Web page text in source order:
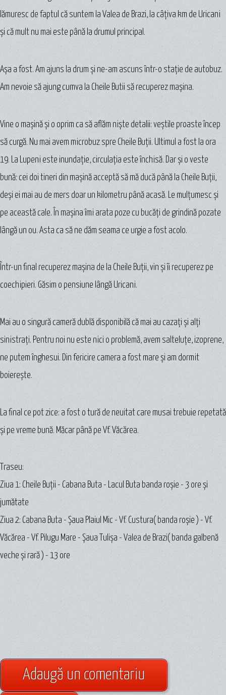
lămuresc de faptul că suntem la Valea de Brazi, la câţiva km de Uricani
şi că mult nu mai este până la drumul principal.
Aşa a fost. Am ajuns la drum şi ne-am ascuns într-o staţie de autobuz.
Am nevoie să ajung cumva la Cheile Butii să recuperez maşina.
Vine o maşină şi o oprim ca să aflăm nişte detalii: veştile proaste încep
să curgă. Nu mai avem microbuz spre Cheile Buții. Ultimul a fost la ora
19. La Lupeni este inundaţie, circulaţia este închisă. Dar şi o veste
bună: cei doi tineri din maşină acceptă să mă ducă până la Cheile Buții,
deşi ei mai au de mers doar un kilometru până acasă. Le mulţumesc şi
pe această cale. În maşina îmi arata poze cu bucăţi de grindină pozate
lângă un ou. Asta ca să ne dăm seama ce urgie a fost acolo.
Într-un final recuperez maşina de la Cheile Buții, vin şi îi recuperez pe
coechipieri. Găsim o pensiune lângă Uricani.
Mai au o singură cameră dublă disponibilă că mai au cazaţi şi alţi
sinistraţi. Pentru noi nu este nici o problemă, avem salteluţe, izoprene,
ne putem înghesui. Din fericire camera a fost mare şi am dormit
boiereşte.
La final ce pot zice: a fost o tură de neuitat care musai trebuie repetată
şi pe vreme bună. Măcar până pe Vf. Văcărea.
Traseu:
Ziua 1: Cheile Buții - Cabana Buta - Lacul Buta banda roşie - 3 ore şi
jumătate
Ziua 2: Cabana Buta - Şaua Plaiul Mic - Vf. Custura( banda roşie ) - Vf.
Văcărea - Vf. Pilugu Mare - Şaua Tulișa - Valea de Brazi( banda galbenă
veche şi rară ) - 13 ore
Adaugă un comentariu